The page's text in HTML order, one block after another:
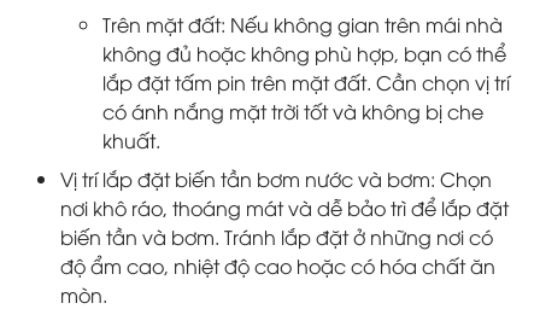
Trên mặt đất: Nếu không gian trên mái nhà
không đủ hoặc không phù hợp, bạn có thể
lắp đặt tấm pin trên mặt đất. Cần chọn vị trí
có ánh nắng mặt trời tốt và không bị che
khuất.
Vị trí lắp đặt biến tần bơm nước và bơm: Chọn
nơi khô ráo, thoáng mát và dễ bảo trì để lắp đặt
biến tần và bơm. Tránh lắp đặt ở những nơi có
độ ẩm cao, nhiệt độ cao hoặc có hóa chất ăn
mòn.